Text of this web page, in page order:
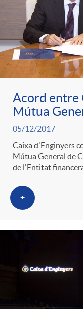
Acord entre
Mútua
05/12/2017
Caixa d'Enginyers
Mútua General de
de l'Entitat
+